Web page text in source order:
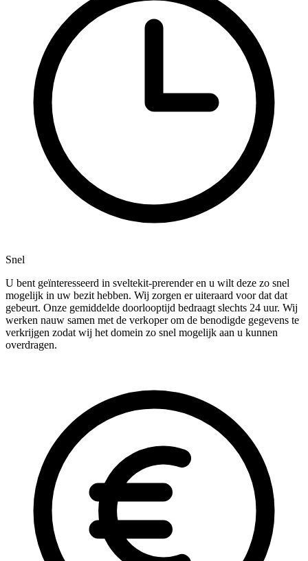
Snel
U bent geïnteresseerd in sveltekit-prerender en u wilt deze zo snel
mogelijk in uw bezit hebben. Wij zorgen er uiteraard voor dat dat
gebeurt. Onze gemiddelde doorlooptijd bedraagt slechts 24 uur. Wij
werken nauw samen met de verkoper om de benodigde gegevens te
verkrijgen zodat wij het domein zo snel mogelijk aan u kunnen
overdragen.